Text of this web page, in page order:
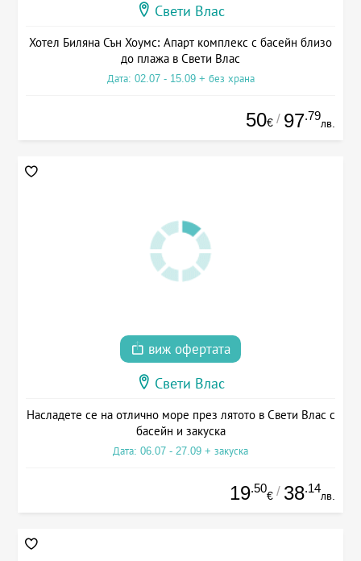
Свети Влас
Хотел Биляна Сън Хоумс: Апарт комплекс с басейн близо
до плажа в Свети Влас
Дата: 02.07 - 15.09 + без храна
50€ / 97.79
лв.
виж офертата
Свети Влас
Насладете се на отлично море през лятото в Свети Влас с
басейн и закуска
Дата: 06.07 - 27.09 + закуска
19.50
€ / 38.14
лв.